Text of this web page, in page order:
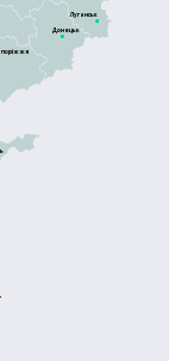
Донецьк
Луганськ